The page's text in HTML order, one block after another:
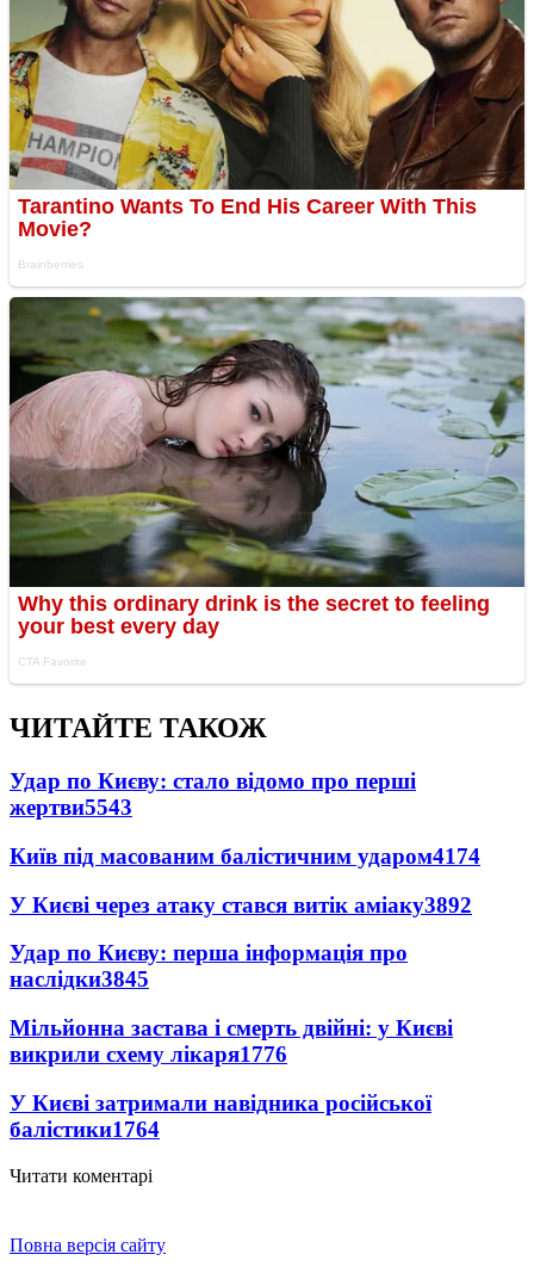
ЧИТАЙТЕ ТАКОЖ
Удар по Києву: стало відомо про перші
жертви5543
Київ під масованим балістичним ударом4174
У Києві через атаку стався витік аміаку3892
Удар по Києву: перша інформація про
наслідки3845
Мільйонна застава і смерть двійні: у Києві
викрили схему лікаря1776
У Києві затримали навідника російської
балістики1764
Читати коментарі
Повна версія сайту